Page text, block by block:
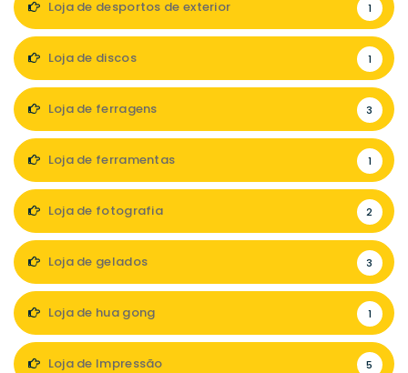
Loja de desportos de exterior 1
Loja de discos 1
Loja de ferragens 3
Loja de ferramentas 1
Loja de fotografia 2
Loja de gelados 3
Loja de hua gong 1
Loja de Impressão 5